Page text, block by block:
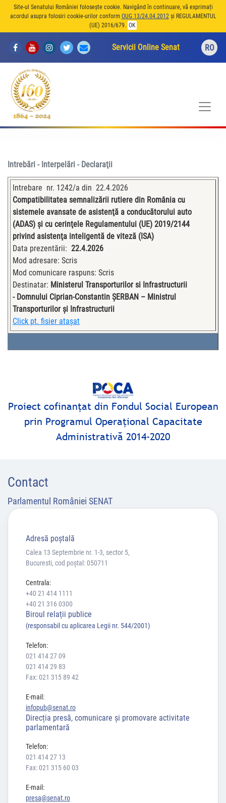
Site-ul Senatului României folosește cookie. Navigând în continuare, vă exprimați
acordul asupra folosiri cookie-urilor conform OUG 13/24.04.2012și REGULAMENTUL
(UE) 2016/679. OK
Servicii Online Senat RO
Intrebări - Interpelări - Declaraţii
Intrebare nr. 1242/a din 22.4.2026
Compatibilitatea semnalizării rutiere din România cu
sistemele avansate de asistenţă a conducătorului auto
(ADAS) și cu cerinţele Regulamentului (UE) 2019/2144
privind asistenţa inteligentă de viteză (ISA)
Data prezentării: 22.4.2026
Mod adresare: Scris
Mod comunicare raspuns: Scris
Destinatar: Ministerul Transporturilor si Infrastructurii
- Domnului Ciprian-Constantin ȘERBAN – Ministrul
Transporturilor și Infrastructurii
Click pt. fisier ataşat
Proiect cofinanţat din Fondul Social European
prin Programul Operaţional Capacitate
Administrativă 2014-2020
Contact
Parlamentul României SENAT
Adresă poştală
Calea 13 Septembrie nr. 1-3, sector 5,
Bucuresti, cod poștal: 050711
Centrala:
+40 21 414 1111
+40 21 316 0300
Biroul relaţii publice
(responsabil cu aplicarea Legii nr. 544/2001)
Telefon:
021 414 27 09
021 414 29 83
Fax: 021 315 89 42
E-mail:
infopub@senat.ro
Direcția presă, comunicare și promovare activitate
parlamentară
Telefon:
021 414 27 13
Fax: 021 315 60 03
E-mail:
presa@senat.ro